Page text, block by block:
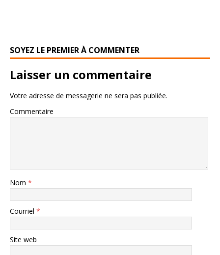
SOYEZ LE PREMIER À COMMENTER
Laisser un commentaire
Votre adresse de messagerie ne sera pas publiée.
Commentaire
Nom *
Courriel *
Site web